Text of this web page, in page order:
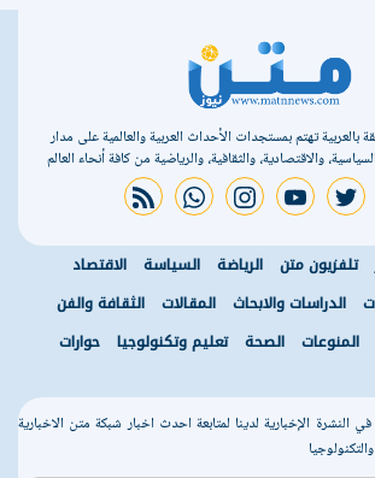
بالعربية تهتم بمستجدات الأحداث العربية والعالمية على مدار
والاقتصادية، والثقافية، والرياضية من كافة أنحاء العالم
twitter
youtube
instagram
whatsapp
rss feed
تلفزيون متن الرياضة السياسة
الاقتصاد
الدراسات والابحاث المقالات
الثقافة والفن
المنوعات الصحة تعليم وتكنولوجيا حوارات
النشرة الإخبارية لدينا لمتابعة احدث اخبار شبكة متن الاخبارية